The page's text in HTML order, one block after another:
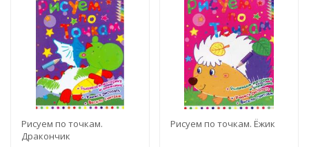
Рисуем по точкам.
Дракончик
Рисуем по точкам. Ёжик